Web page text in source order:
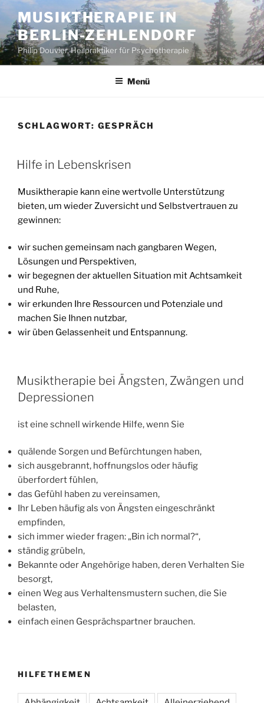
Inhalt
springen
MUSIKTHERAPIE IN
BERLIN-ZEHLENDORF
Philip Douvier, Heilpraktiker für Psychotherapie
Menü
SCHLAGWORT: GESPRÄCH
VERÖFFENTLICHT
AM
Hilfe in Lebenskrisen
Musiktherapie kann eine wertvolle Unterstützung
bieten, um wieder Zuversicht und Selbstvertrauen zu
gewinnen:
wir suchen gemeinsam nach gangbaren Wegen,
Lösungen und Perspektiven,
wir begegnen der aktuellen Situation mit Achtsamkeit
und Ruhe,
wir erkunden Ihre Ressourcen und Potenziale und
machen Sie Ihnen nutzbar,
wir üben Gelassenheit und Entspannung.
VERÖFFENTLICHT
AM
Musiktherapie bei Ängsten, Zwängen und
Depressionen
ist eine schnell wirkende Hilfe, wenn Sie
quälende Sorgen und Befürchtungen haben,
sich ausgebrannt, hoffnungslos oder häufig
überfordert fühlen,
das Gefühl haben zu vereinsamen,
Ihr Leben häufig als von Ängsten eingeschränkt
empfinden,
sich immer wieder fragen: „Bin ich normal?“,
ständig grübeln,
Bekannte oder Angehörige haben, deren Verhalten Sie
besorgt,
einen Weg aus Verhaltensmustern suchen, die Sie
belasten,
einfach einen Gesprächspartner brauchen.
HILFETHEMEN